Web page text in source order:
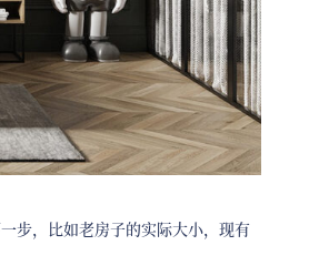
步，比如老房子的实际大小，现有